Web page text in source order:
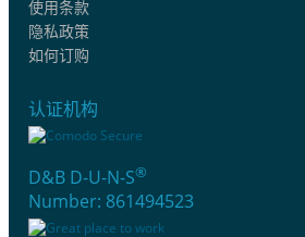
使用条款
隐私政策
如何订购
认证机构
D&B D-U-N-S®
Number: 861494523